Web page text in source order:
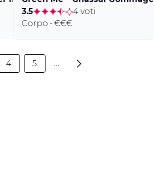
3.5
4 voti
Corpo • €€€
4 5 …